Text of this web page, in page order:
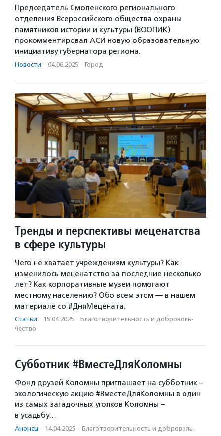
Председатель Смоленского регионального
отделения Всероссийского общества охраны
памятников истории и культуры (ВООПИК)
прокомментировал АСИ новую образовательную
инициативу губернатора региона.
Новости · 04.06.2025 · Город
Тренды и перспективы меценатства
в сфере культуры
Чего не хватает учреждениям культуры? Как
изменилось меценатство за последние несколько
лет? Как корпоративные музеи помогают
местному населению? Обо всем этом — в нашем
материале со #ДняМецената.
Статьи · 15.04.2025 · Благотвори­тель­ность и доброволь­
чест­во
Субботник #ВместеДляКоломны
Фонд друзей Коломны приглашает на субботник –
экологическую акцию #ВместеДляКоломны в один
из самых загадочных уголков Коломны –
в усадьбу…
Анонсы · 14.04.2025 · Благотвори­тель­ность и доброволь­